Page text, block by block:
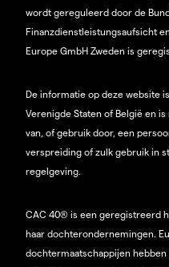
wordt gereguleerd door de
Finanzdienstleistungsaufsicht
Europe GmbH Zweden is
De informatie op deze website
Verenigde Staten of België en
van, of gebruik door, een
verspreiding of zulk gebruik in
regelgeving.
CAC 40® is een geregistreerd
haar dochterondernemingen.
dochtermaatschappijen